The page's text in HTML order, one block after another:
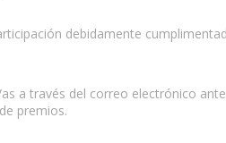
debidamente
a través del correo electrónico
premios.